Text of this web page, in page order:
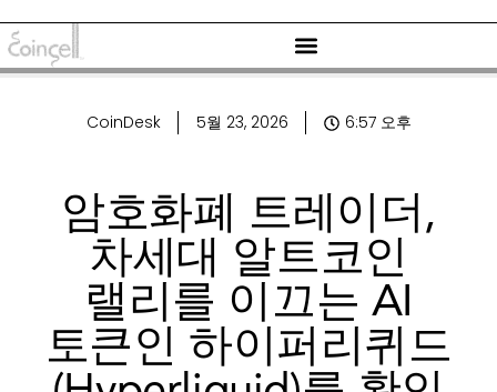
CoinDesk 5월 23, 2026 6:57 오후
암호화폐 트레이더,
차세대 알트코인
랠리를 이끄는 AI
토큰인 하이퍼리퀴드